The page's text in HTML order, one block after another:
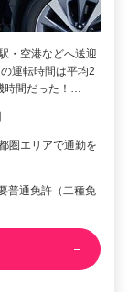
・空港などへ送迎
運転時間は平均2
時間だった！…
圏エリアで通勤を
普通免許（二種免